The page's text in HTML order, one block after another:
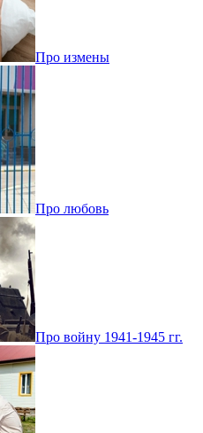
Про измены
Про любовь
Про войну 1941-1945 гг.